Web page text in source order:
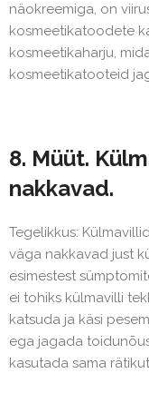
näokreemiga, on
kosmeetikatoodete
kosmeetikaharju,
kosmeetikatooteid
8. Müüt.
nakkavad.
Tegelikkus:
väga nakkavad just
esimestest
ei tohiks külmavilli
katsuda ja käsi
ega jagada
kasutada sama